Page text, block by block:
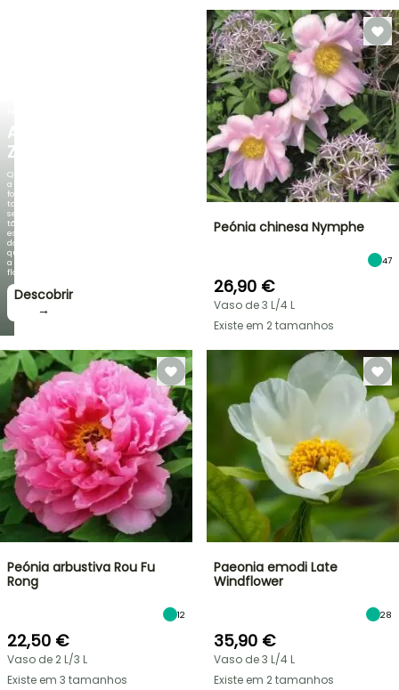
AGAPANTHUS
ZAMBEZI
Quando
a
folhagem
torna-
se
tão
espetacular
do
que
a
floração!
Descobrir
→
Peónia chinesa Nymphe
47
26,90 €
Vaso de 3 L/4 L
Existe em 2 tamanhos
Peónia arbustiva Rou Fu
Rong
12
22,50 €
Vaso de 2 L/3 L
Existe em 3 tamanhos
Paeonia emodi Late
Windflower
28
35,90 €
Vaso de 3 L/4 L
Existe em 2 tamanhos